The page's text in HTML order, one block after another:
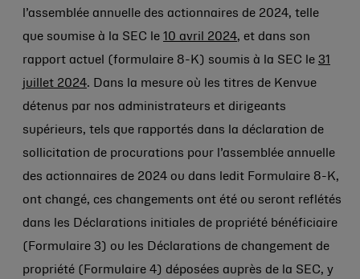
l’assemblée annuelle des actionnaires de 2024, telle
que soumise à la SEC le 10 avril 2024, et dans son
rapport actuel (formulaire 8-K) soumis à la SEC le 31
juillet 2024. Dans la mesure où les titres de Kenvue
détenus par nos administrateurs et dirigeants
supérieurs, tels que rapportés dans la déclaration de
sollicitation de procurations pour l’assemblée annuelle
des actionnaires de 2024 ou dans ledit Formulaire 8-K,
ont changé, ces changements ont été ou seront reflétés
dans les Déclarations initiales de propriété bénéficiaire
(Formulaire 3) ou les Déclarations de changement de
propriété (Formulaire 4) déposées auprès de la SEC, y